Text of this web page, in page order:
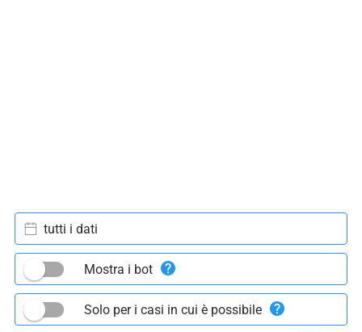
tutti i dati
Mostra i bot
Solo per i casi in cui è possibile